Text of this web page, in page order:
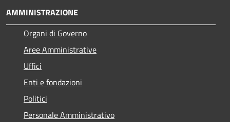
AMMINISTRAZIONE
Organi di Governo
Aree Amministrative
Uffici
Enti e fondazioni
Politici
Personale Amministrativo